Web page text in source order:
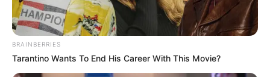
BRAINBERRIES
Tarantino Wants To End His Career With This Movie?